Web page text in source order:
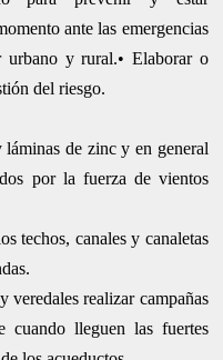
ante las emergencias
urbano y rural.• Elaborar o
del riesgo.
de zinc y en general
por la fuerza de vientos
techos, canales y canaletas
veredales realizar campañas
cuando lleguen las fuertes